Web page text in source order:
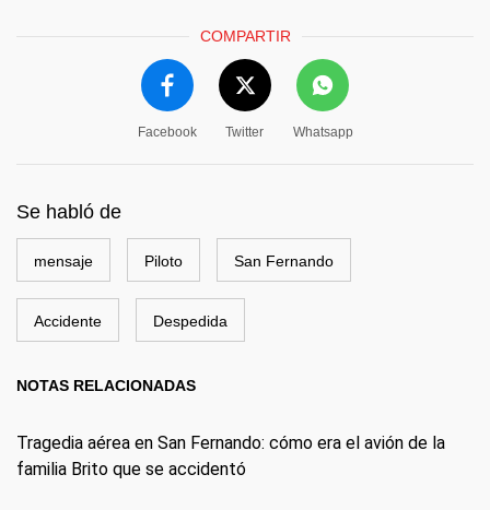
COMPARTIR
Facebook Twitter Whatsapp
Se habló de
mensaje Piloto San Fernando
Accidente Despedida
NOTAS RELACIONADAS
Tragedia aérea en San Fernando: cómo era el avión de la
familia Brito que se accidentó